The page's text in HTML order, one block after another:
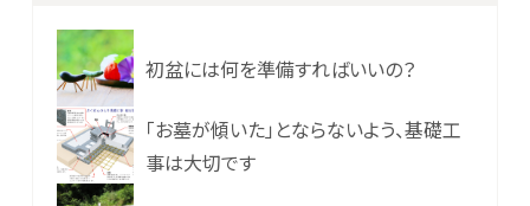
初盆には何を準備すればいいの？
「お墓が傾いた」とならないよう、基礎工
事は大切です